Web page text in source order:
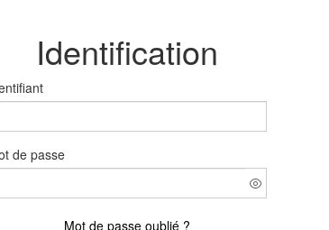
Identification
de passe
Mot de passe oublié ?